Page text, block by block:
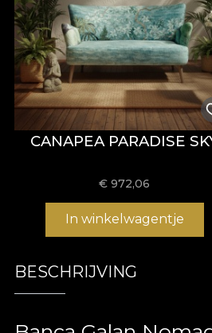
CANAPEA PARADISE
€972,06
In winkelwagentje
BESCHRIJVING